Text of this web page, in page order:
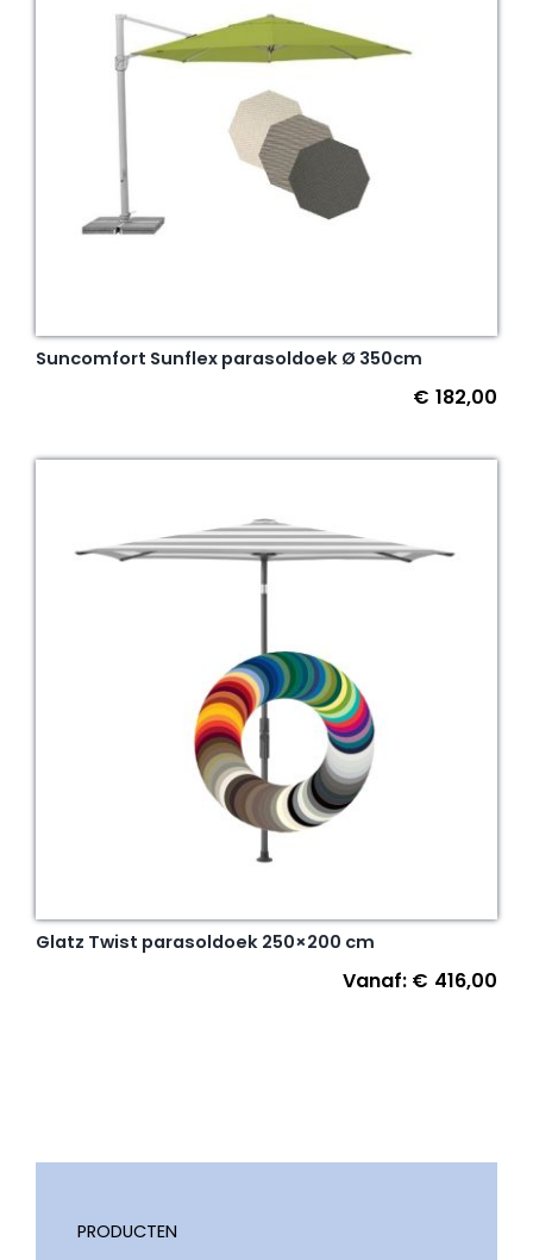
Suncomfort Sunflex parasoldoek Ø 350cm
€ 182,00
Glatz Twist parasoldoek 250×200 cm
Vanaf: € 416,00
PRODUCTEN